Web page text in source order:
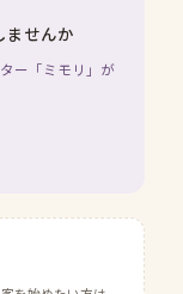
ませんか
ー「ミモリ」が